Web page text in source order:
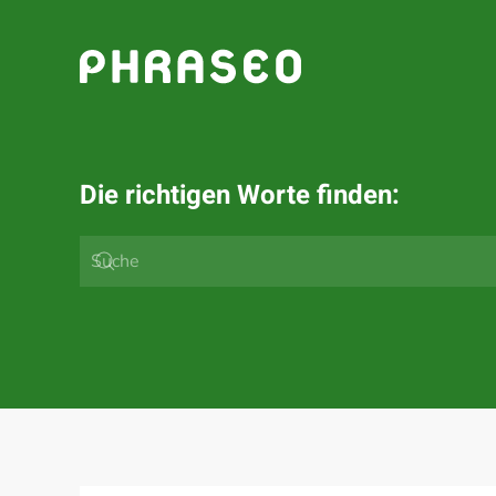
Zum Hauptinhalt springen
Die richtigen Worte finden: